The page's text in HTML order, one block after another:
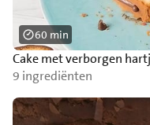
Cake met verborgen
9 ingrediënten
60 min